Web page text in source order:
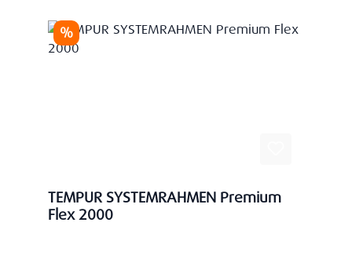
Rabatt
%
TEMPUR SYSTEMRAHMEN Premium
Flex 2000